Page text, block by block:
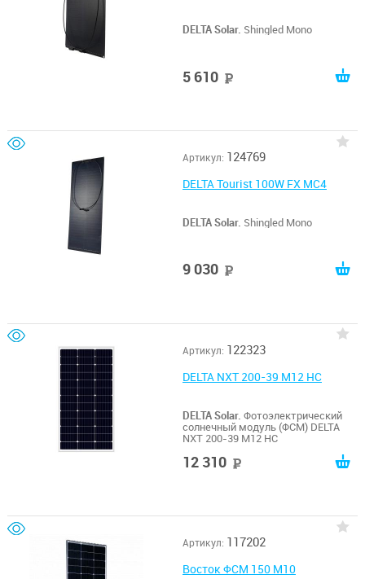
DELTA Solar. Shingled Mono
5 610
Артикул: 124769
DELTA Tourist 100W FX MC4
DELTA Solar. Shingled Mono
9 030
Артикул: 122323
DELTA NXT 200-39 M12 HC
DELTA Solar. Фотоэлектрический
солнечный модуль (ФСМ) DELTA
NXT 200-39 M12 HC
12 310
Артикул: 117202
Восток ФСМ 150 М10